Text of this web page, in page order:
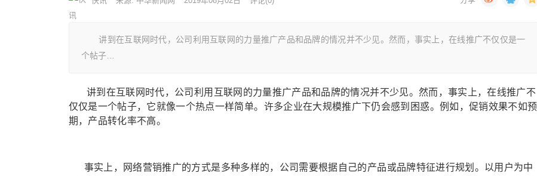
讲到在互联网时代，公司利用互联网的力量推广产品和品牌的情况并不少见。然而，事实上，在线推广不仅仅是一
个帖子…
讲到在互联网时代，公司利用互联网的力量推广产品和品牌的情况并不少见。然而，事实上，在线推广不
仅仅是一个帖子，它就像一个热点一样简单。许多企业在大规模推广下仍会感到困惑。例如，促销效果不如预
期，产品转化率不高。
事实上，网络营销推广的方式是多种多样的，公司需要根据自己的产品或品牌特征进行规划。以用户为中